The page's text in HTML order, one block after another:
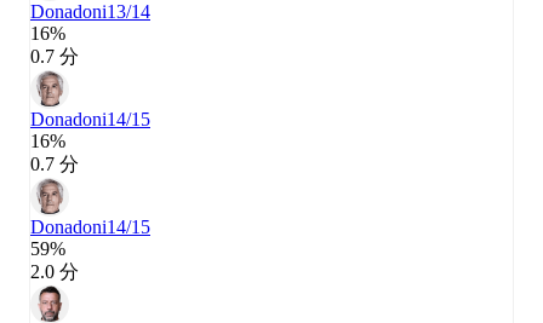
Donadoni13/14
16%
0.7 分
Donadoni14/15
16%
0.7 分
Donadoni14/15
59%
2.0 分